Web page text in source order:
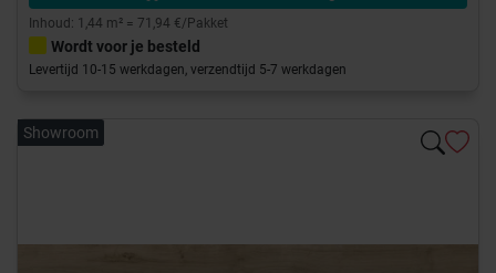
Inhoud: 1,44 m² = 71,94 €/Pakket
Wordt voor je besteld
Levertijd 10-15 werkdagen, verzendtijd 5-7 werkdagen
Showroom